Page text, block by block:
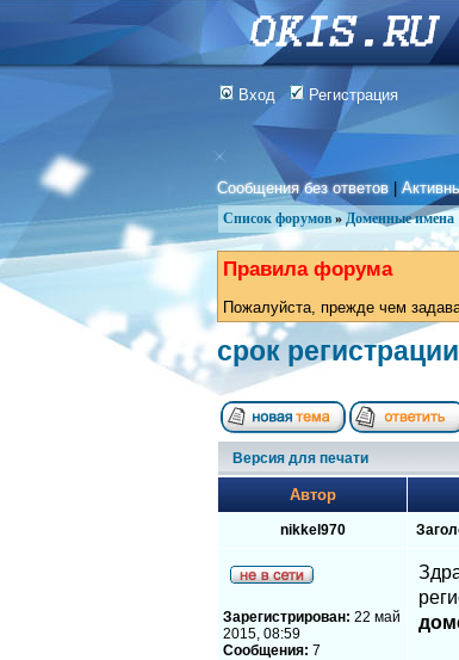
Вход Регистрация
Сообщения без ответов |
Список форумов » Доменные имена
Правила форума
Пожалуйста, прежде чем
срок
Версия для печати
Автор
nikkel970
Зарегистрирован: 22 май
2015, 08:59
Сообщения: 7